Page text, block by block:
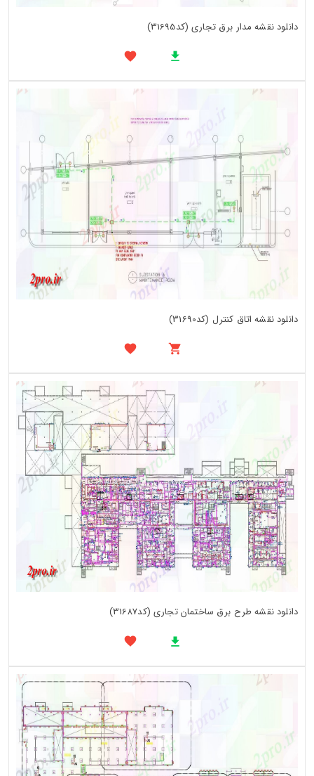
دانلود نقشه مدار برق تجاری (کد31695)
دانلود نقشه اتاق کنترل (کد31690)
دانلود نقشه طرح برق ساختمان تجاری (کد31687)